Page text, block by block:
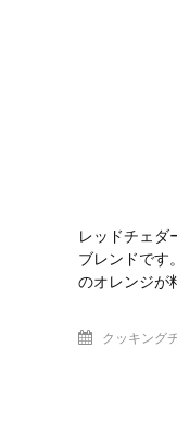
レッドチェダ
ブレンドです
のオレンジが
クッキング